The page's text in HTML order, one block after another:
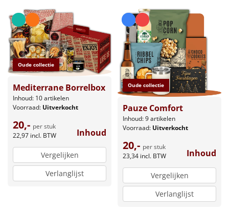
Oude collectie
Mediterrane Borrelbox
Inhoud: 10 artikelen
Voorraad: Uitverkocht
20,- per stuk
22,97 incl. BTW Inhoud
Vergelijken
Verlanglijst
Oude collectie
Pauze Comfort
Inhoud: 9 artikelen
Voorraad: Uitverkocht
20,- per stuk
23,34 incl. BTW Inhoud
Vergelijken
Verlanglijst